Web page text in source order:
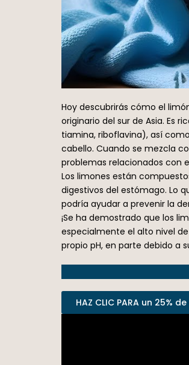
Hoy descubrirás cómo el
originario del sur de Asia. Es
tiamina, riboflavina), así
cabello. Cuando se mezcla
problemas relacionados con
Los limones están
digestivos del estómago. Lo
podría ayudar a prevenir la
¡Se ha demostrado que los
especialmente el alto nivel
propio pH, en parte debido a
HAZ CLIC PARA un 25%